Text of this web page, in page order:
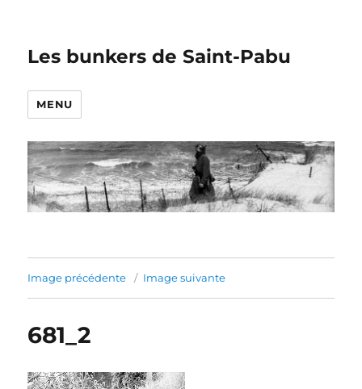
Les bunkers de Saint-Pabu
MENU
Image précédente Image suivante
681_2